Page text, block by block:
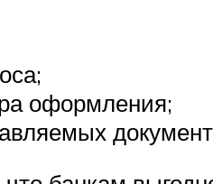
оформления;